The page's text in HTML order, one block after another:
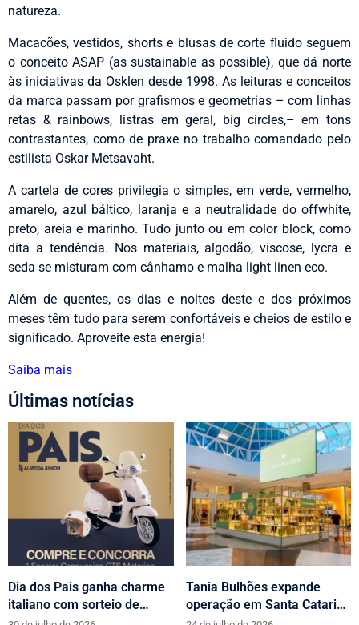
natureza.
Macacões, vestidos, shorts e blusas de corte fluido seguem
o conceito ASAP (as sustainable as possible), que dá norte
às iniciativas da Osklen desde 1998. As leituras e conceitos
da marca passam por grafismos e geometrias – com linhas
retas & rainbows, listras em geral, big circles,– em tons
contrastantes, como de praxe no trabalho comandado pelo
estilista Oskar Metsavaht.
A cartela de cores privilegia o simples, em verde, vermelho,
amarelo, azul báltico, laranja e a neutralidade do offwhite,
preto, areia e marinho. Tudo junto ou em color block, como
dita a tendência. Nos materiais, algodão, viscose, lycra e
seda se misturam com cânhamo e malha light linen eco.
Além de quentes, os dias e noites deste e dos próximos
meses têm tudo para serem confortáveis e cheios de estilo e
significado. Aproveite esta energia!
Saiba mais
Últimas notícias
Dia dos Pais ganha charme
italiano com sorteio de
Tania Bulhões expande
operação em Santa Catarina